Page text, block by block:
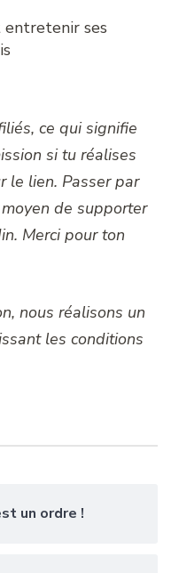
ses
ce qui signifie
si tu réalises
le lien. Passer par
de supporter
Merci pour ton
nous réalisons un
les conditions
un ordre !